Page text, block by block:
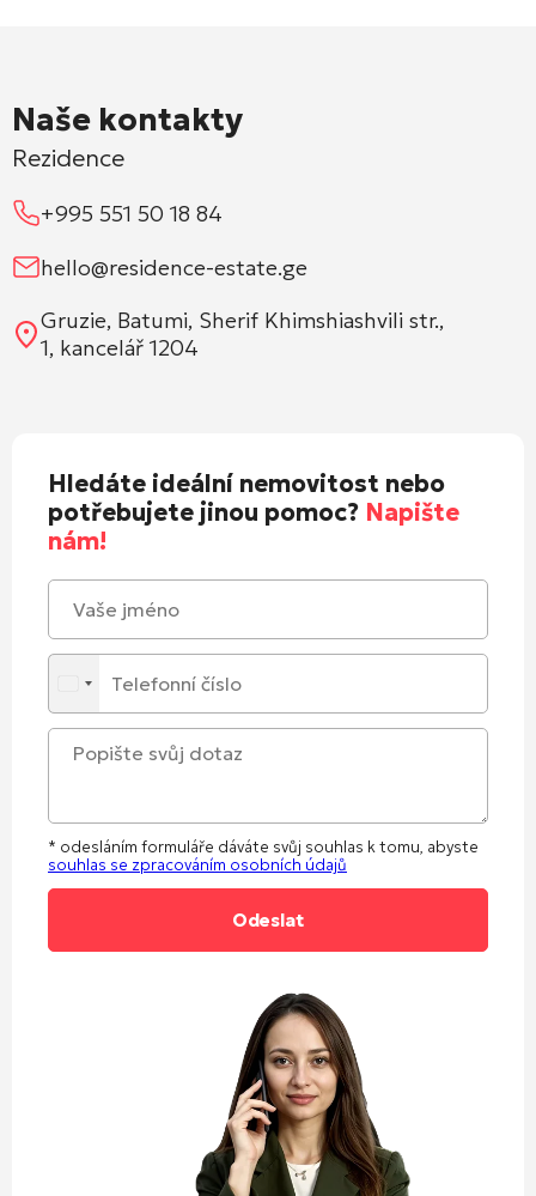
Naše kontakty
Rezidence
+995 551 50 18 84
hello@residence-estate.ge
Gruzie, Batumi, Sherif Khimshiashvili str.,
1, kancelář 1204
Hledáte ideální nemovitost nebo
potřebujete jinou pomoc? Napište
nám!
* odesláním formuláře dáváte svůj souhlas k tomu, abyste
souhlas se zpracováním osobních údajů